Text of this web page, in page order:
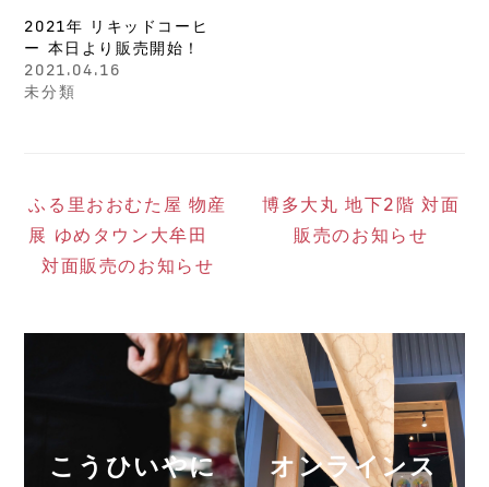
2021年 リキッドコーヒ
ー 本日より販売開始！
2021.04.16
未分類
ふる里おおむた屋 物産
展 ゆめタウン大牟田
対面販売のお知らせ
博多大丸 地下2階 対面
販売のお知らせ
こうひいやに
オンラインス